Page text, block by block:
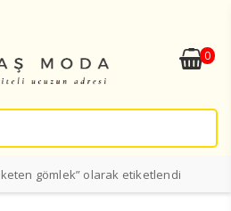
0
keten gömlek” olarak etiketlendi